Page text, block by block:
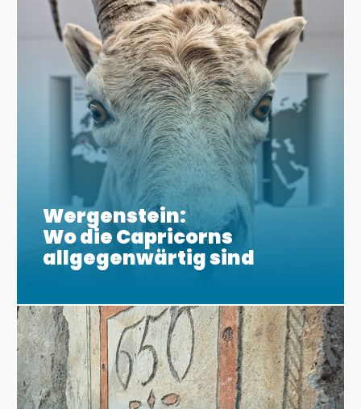
Wergenstein:
Wo die Capricorns
allgegenwärtig sind